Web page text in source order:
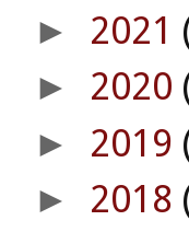
► 2021
► 2020
► 2019
► 2018